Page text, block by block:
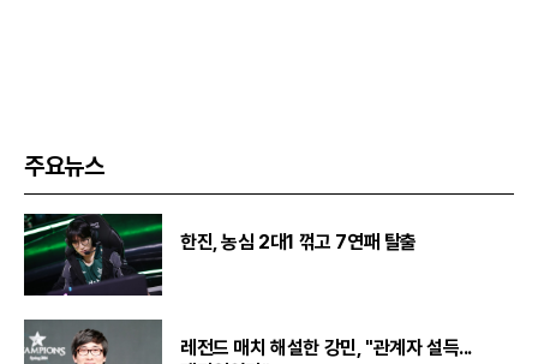
주요뉴스
한진, 농심 2대1 꺾고 7연패 탈출
레전드 매치 해설한 강민, "관계자 설득...